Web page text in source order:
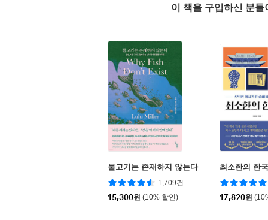
이 책을 구입하신 분
물고기는 존재하지 않는다
1,709건
15,300원 (10% 할인)
최소한의 한
17,820원